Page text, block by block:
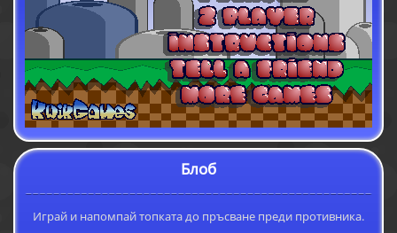
Блоб
Играй и напомпай топката до пръсване преди противника.